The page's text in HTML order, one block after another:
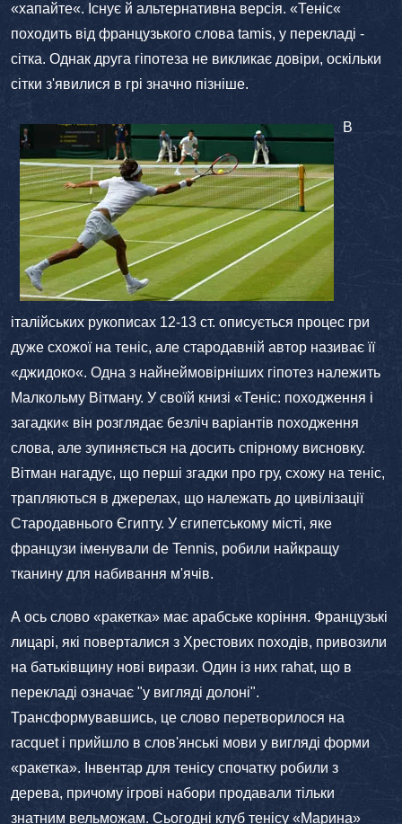
«хапайте«. Існує й альтернативна версія. «Теніс«
походить від французького слова tamis, у перекладі -
сітка. Однак друга гіпотеза не викликає довіри, оскільки
сітки з'явилися в грі значно пізніше.
В
італійських рукописах 12-13 ст. описується процес гри
дуже схожої на теніс, але стародавній автор називає її
«джидоко«. Одна з найнеймовірніших гіпотез належить
Малкольму Вітману. У своїй книзі «Теніс: походження і
загадки« він розглядає безліч варіантів походження
слова, але зупиняється на досить спірному висновку.
Вітман нагадує, що перші згадки про гру, схожу на теніс,
трапляються в джерелах, що належать до цивілізації
Стародавнього Єгипту. У єгипетському місті, яке
французи іменували de Tennis, робили найкращу
тканину для набивання м'ячів.
А ось слово «ракетка» має арабське коріння. Французькі
лицарі, які поверталися з Хрестових походів, привозили
на батьківщину нові вирази. Один із них rahat, що в
перекладі означає "у вигляді долоні".
Трансформувавшись, це слово перетворилося на
racquet і прийшло в слов'янські мови у вигляді форми
«ракетка». Інвентар для тенісу спочатку робили з
дерева, причому ігрові набори продавали тільки
знатним вельможам. Сьогодні клуб тенісу «Марина»